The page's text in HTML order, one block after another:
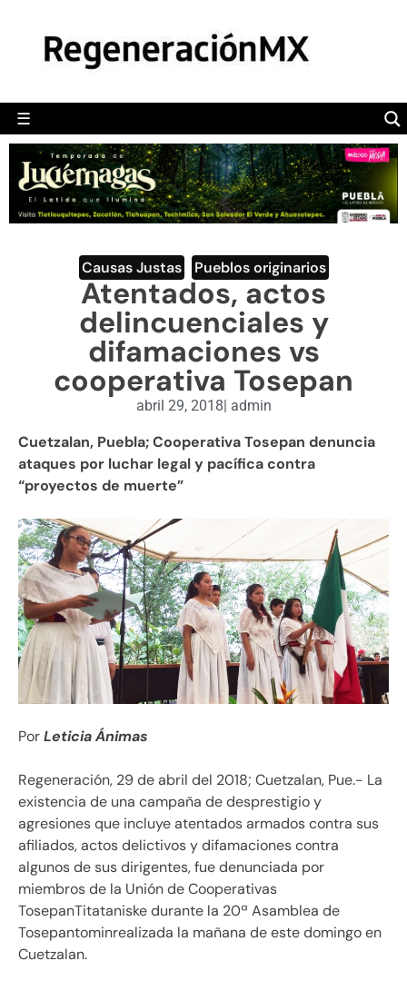
☰
POLÍTICA
CAMALEÓN
OPINIÓN
DEPORTES
ENGLISH SECTION
VIDEOS
Causas Justas Pueblos originarios
Atentados, actos
delincuenciales y
difamaciones vs
cooperativa Tosepan
abril 29, 2018| admin
Cuetzalan, Puebla; Cooperativa Tosepan denuncia
ataques por luchar legal y pacífica contra
“proyectos de muerte”
PorLeticia Ánimas
Regeneración, 29 de abril del 2018; Cuetzalan, Pue.- La
existencia de una campaña de desprestigio y
agresiones que incluye atentados armados contra sus
afiliados, actos delictivos y difamaciones contra
algunos de sus dirigentes, fue denunciada por
miembros de la Unión de Cooperativas
TosepanTitataniske durante la 20ª Asamblea de
Tosepantominrealizada la mañana de este domingo en
Cuetzalan.